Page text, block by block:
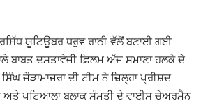
ਯੂਟਿਊਬਰ ਧਰੁਵ ਰਾਠੀ ਵੱਲੋਂ ਬਣਾਈ ਗਈ
ਬਾਬਤ ਦਸਤਾਵੇਜੀ ਫ਼ਿਲਮ ਅੱਜ ਸਮਾਣਾ ਹਲਕੇ ਦੇ
ਜੌੜਾਮਾਜਰਾ ਦੀ ਟੀਮ ਨੇ ਜ਼ਿਲ੍ਹਾ ਪ੍ਰੀਸ਼ਦ
ਅਤੇ ਪਟਿਆਲਾ ਬਲਾਕ ਸੰਮਤੀ ਦੇ ਵਾਈਸ ਚੇਅਰਮੈਨ